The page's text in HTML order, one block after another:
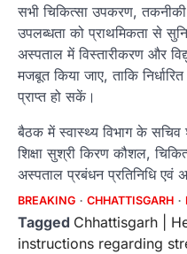
सभी चिकित्सा उपकरण,
उपलब्धता को प्राथमिकता से
अस्पताल में विस्तारीकरण और
मजबूत किया जाए, ताकि
प्राप्त हो सकें।
बैठक में स्वास्थ्य विभाग के सचिव
शिक्षा सुश्री किरण कौशल,
अस्पताल प्रबंधन प्रतिनिधि एवं
BREAKING CHHATTISGARH
Tagged Chhattisgarh |
instructions regarding